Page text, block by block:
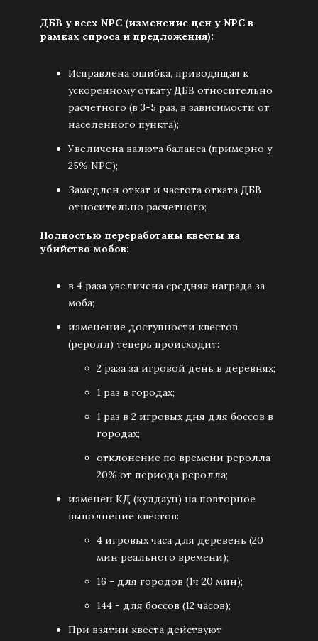
ДБВ у всех NPC (изменение цен у NPC в
рамках спроса и предложения):
Исправлена ошибка, приводящая к
ускоренному откату ДБВ относительно
расчетного (в 3-5 раз, в зависимости от
населенного пункта);
Увеличена валюта баланса (примерно у
25% NPC);
Замедлен откат и частота отката ДБВ
относительно расчетного;
Полностью переработаны квесты на
убийство мобов:
в 4 раза увеличена средняя награда за
моба;
изменение доступности квестов
(реролл) теперь происходит:
2 раза за игровой день в деревнях;
1 раз в городах;
1 раз в 2 игровых дня для боссов в
городах;
отклонение по времени реролла
20% от периода реролла;
изменен КД (кулдаун) на повторное
выполнение квестов:
4 игровых часа для деревень (20
мин реального времени);
16 - для городов (1ч 20 мин);
144 - для боссов (12 часов);
При взятии квеста действуют